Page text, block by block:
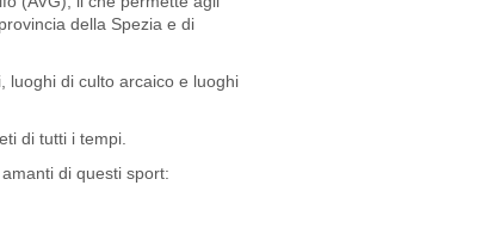
della Spezia e di
luoghi di culto arcaico e luoghi
di tutti i tempi.
di questi sport: